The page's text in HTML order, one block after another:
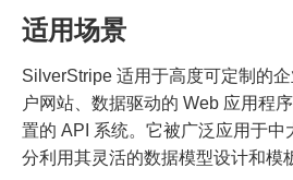
适用场景
SilverStripe 适用于高度可定制的
户网站、数据驱动的 Web 应用程
置的 API 系统。它被广泛应用于中
分利用其灵活的数据模型设计和模